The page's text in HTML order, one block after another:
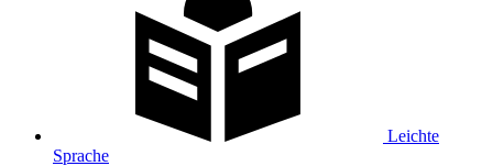
Leichte
Sprache